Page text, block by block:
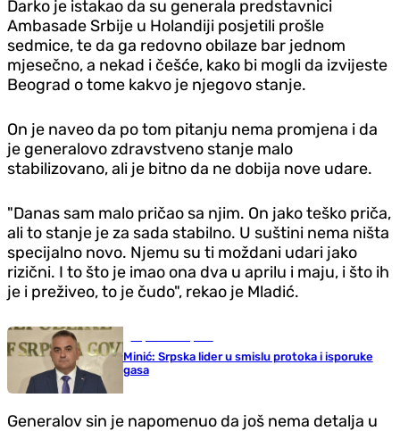
Darko je istakao da su generala predstavnici
Ambasade Srbije u Holandiji posjetili prošle
sedmice, te da ga redovno obilaze bar jednom
mjesečno, a nekad i češće, kako bi mogli da izvijeste
Beograd o tome kakvo je njegovo stanje.
On je naveo da po tom pitanju nema promjena i da
je generalovo zdravstveno stanje malo
stabilizovano, ali je bitno da ne dobija nove udare.
"Danas sam malo pričao sa njim. On jako teško priča,
ali to stanje je za sada stabilno. U suštini nema ništa
specijalno novo. Njemu su ti moždani udari jako
rizični. I to što je imao ona dva u aprilu i maju, i što ih
je i preživeo, to je čudo", rekao je Mladić.
Minić: Srpska lider u smislu protoka i isporuke
gasa
Generalov sin je napomenuo da još nema detalja u